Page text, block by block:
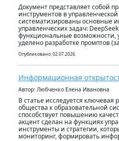
Документ представляет собой
инструментов в
систематизированы основные
управленческих задач:
функциональные возможности,
уделено разработке промптов
Опубликовано: 02.07.2026
Информационная
Автор: Любченко Елена Ивановна
В статье исследуется
общества к образовательной
способствует повышению
акцент сделан на функциях
инструменты и стратегии,
мониторинг, формировать